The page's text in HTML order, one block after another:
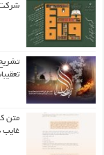
متن
غایب